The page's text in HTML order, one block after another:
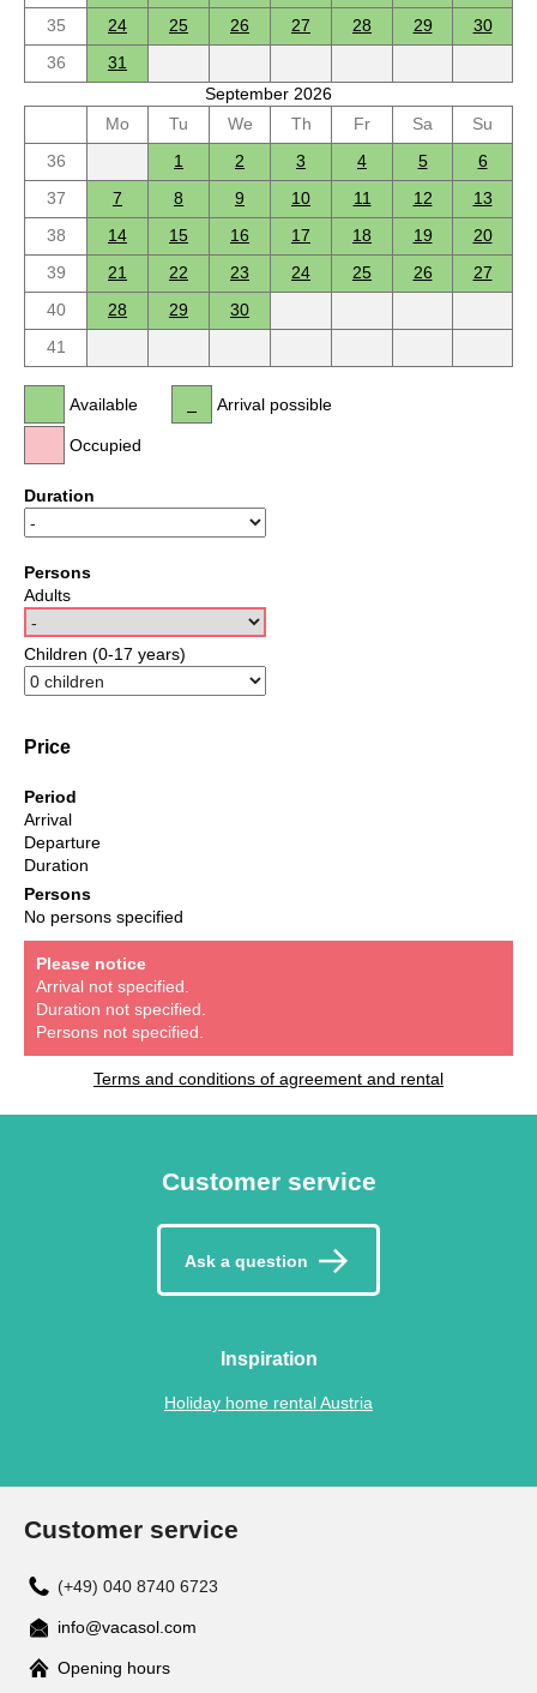
35
24 25 26 27 28 29
30
36
31
September 2026
Mo
Tu We Th Fr Sa
Su
36
1 2 3 4 5
6
37
7 8 9 10 11 12
13
38
14 15 16 17 18 19
20
39
21 22 23 24 25 26
27
40
28 29
30
41
Available
Occupied
Arrival possible
Duration
Persons
Adults
Children (0-17 years)
Price
Period
Arrival
Departure
Duration
Persons
No persons specified
Please notice
Arrival not specified.
Duration not specified.
Persons not specified.
Terms and conditions of agreement and rental
Customer service
Ask a question
Inspiration
Holiday home rental Austria
Customer service
(+49) 040 8740 6723
info@vacasol.com
Opening hours